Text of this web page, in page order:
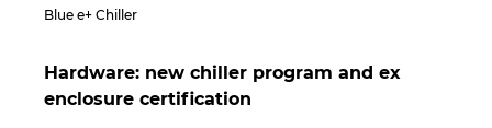
Blue e+ Chiller
Hardware: new chiller program and ex
enclosure certification